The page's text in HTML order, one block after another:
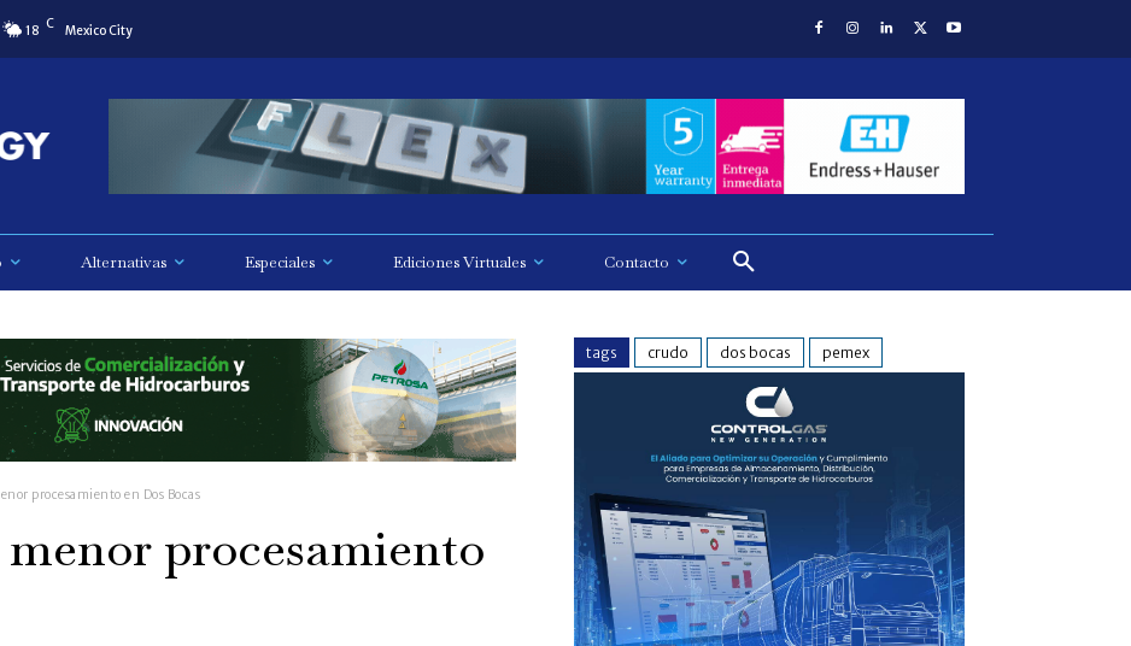
18 C Mexico City
Alternativas Especiales Ediciones Virtuales Contacto
procesamiento en Dos Bocas
procesamiento
tags crudo dos bocas pemex